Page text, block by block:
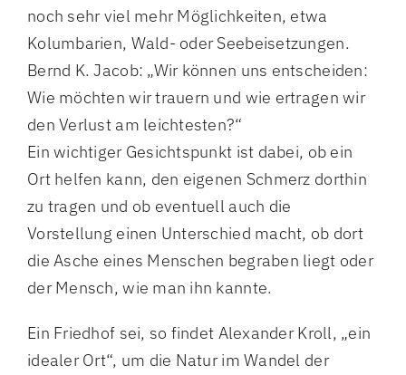
noch sehr viel mehr Möglichkeiten, etwa
Kolumbarien, Wald- oder Seebeisetzungen.
Bernd K. Jacob: „Wir können uns entscheiden:
Wie möchten wir trauern und wie ertragen wir
den Verlust am leichtesten?“
Ein wichtiger Gesichtspunkt ist dabei, ob ein
Ort helfen kann, den eigenen Schmerz dorthin
zu tragen und ob eventuell auch die
Vorstellung einen Unterschied macht, ob dort
die Asche eines Menschen begraben liegt oder
der Mensch, wie man ihn kannte.
Ein Friedhof sei, so findet Alexander Kroll, „ein
idealer Ort“, um die Natur im Wandel der